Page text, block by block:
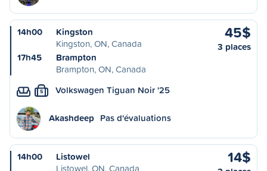
14h00
Kingston
Kingston, ON, Canada
17h45
Brampton
Brampton, ON, Canada
45$
3 places
S Volkswagen Tiguan Noir '25
Akashdeep Pas d'évaluations
14h00
Listowel
Listowel, ON, Canada
14$